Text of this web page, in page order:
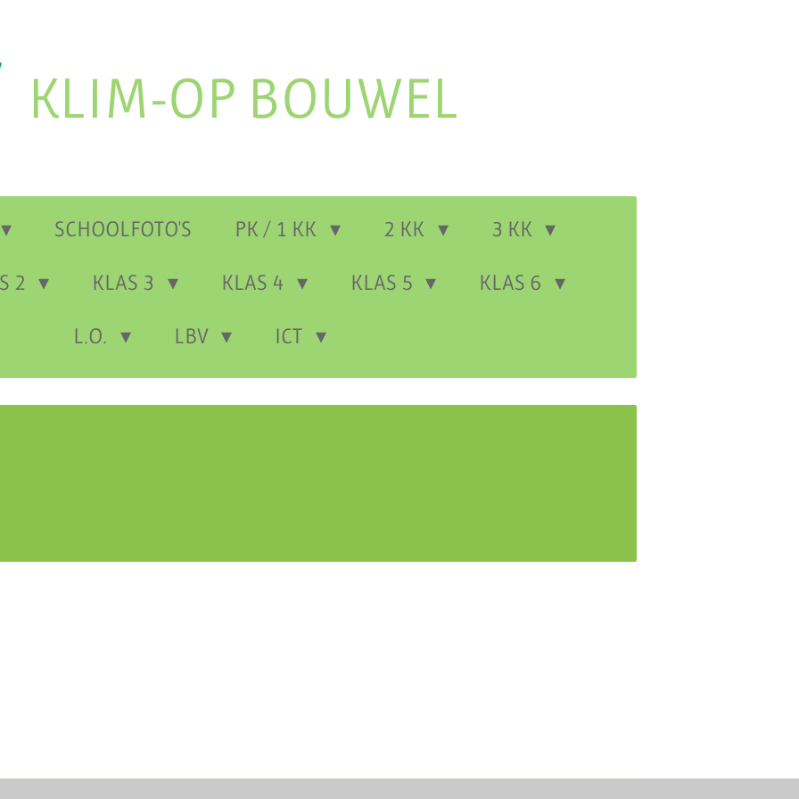
KLIM-OP BOUWEL
SCHOOLFOTO'S PK / 1 KK 2 KK 3 KK
2 KLAS 3 KLAS 4 KLAS 5 KLAS 6
L.O. LBV ICT